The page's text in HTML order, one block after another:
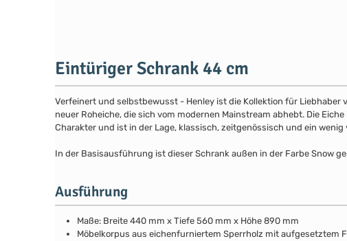
Eintüriger Schrank 44 cm
Verfeinert und selbstbewusst - Henley ist die Kollektion für
neuer Roheiche, die sich vom modernen Mainstream abhebt. Die
Charakter und ist in der Lage, klassisch, zeitgenössisch und ein wenig
In der Basisausführung ist dieser Schrank außen in der Farbe Snow
Ausführung
Maße: Breite 440 mm x Tiefe 560 mm x Höhe 890 mm
Möbelkorpus aus eichenfurniertem Sperrholz mit aufgesetztem